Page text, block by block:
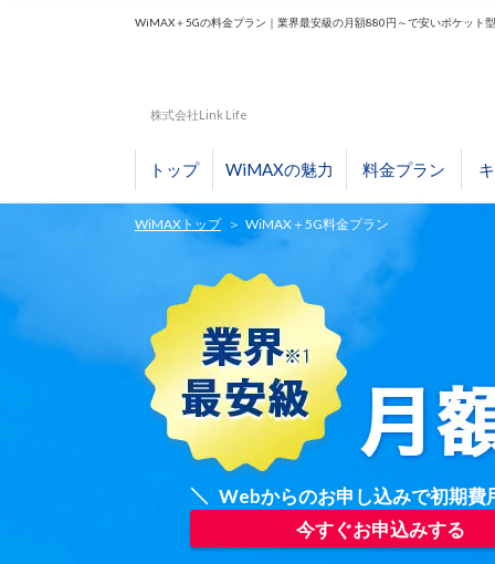
WiMAX＋5Gの料金プラン｜業界最安級の月額880円～で安いポケット
株式会社Link Life
トップ WiMAXの魅力 料金プラン
WiMAXトップ WiMAX＋5G料金プラン
Webからのお申し込みで初期費
今すぐお申込みする